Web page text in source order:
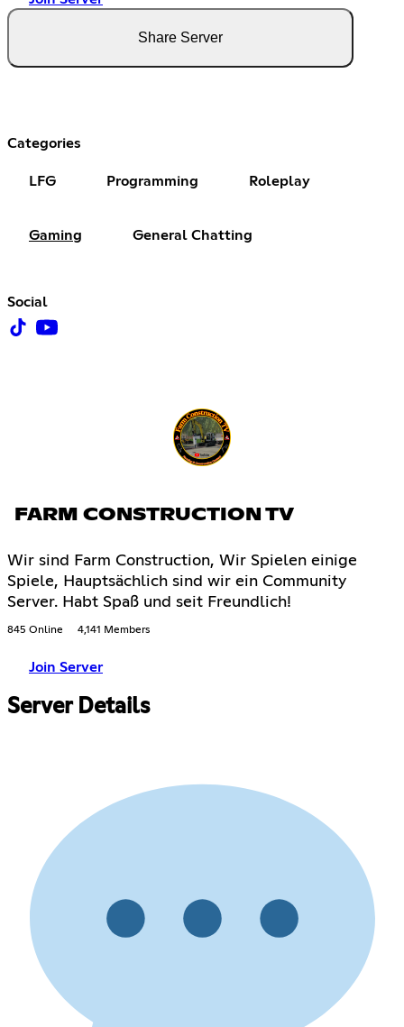
Share Server
Categories
LFG Programming Roleplay
Gaming General Chatting
Social
FARM CONSTRUCTION TV
Wir sind Farm Construction, Wir Spielen einige
Spiele, Hauptsächlich sind wir ein Community
Server. Habt Spaß und seit Freundlich!
845 Online 4,141 Members
Join Server
Server Details